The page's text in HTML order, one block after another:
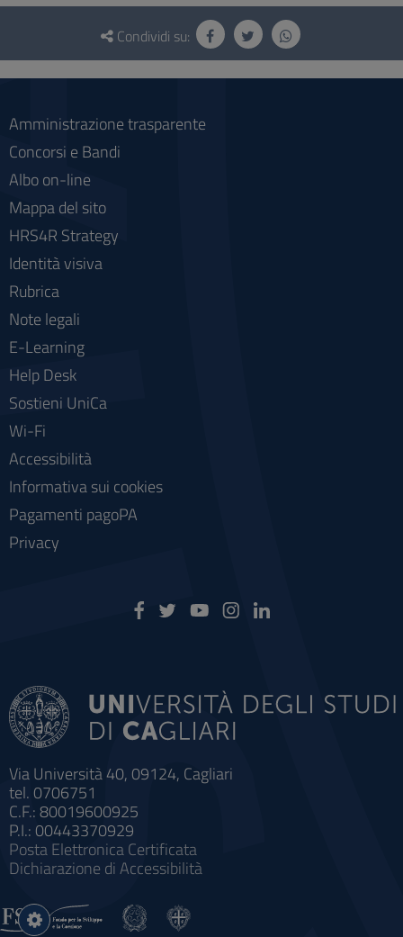
Questionario
social
Condividi su:
Via Università 40, 09124, Cagliari
tel. 0706751
C.F.: 80019600925
P.I.: 00443370929
Posta Elettronica Certificata
Dichiarazione di Accessibilità
Amministrazione trasparente
Concorsi e Bandi
Albo on-line
Mappa del sito
HRS4R Strategy
Identità visiva
Rubrica
Note legali
E-Learning
Help Desk
Sostieni UniCa
Wi-Fi
Accessibilità
Informativa sui cookies
Pagamenti pagoPA
Privacy
Impostazioni
cookie